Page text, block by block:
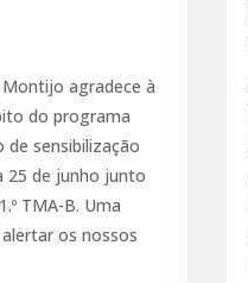
agradece à
do programa
de sensibilização
25 de junho junto
TMA-B. Uma
os nossos